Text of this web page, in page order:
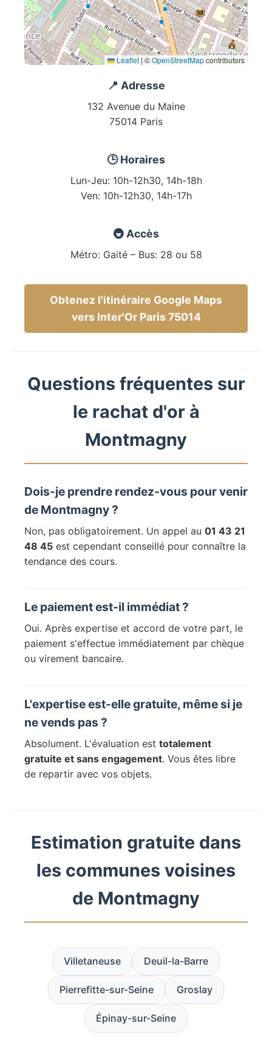
Leaflet | ©OpenStreetMapcontributors
📍 Adresse
132 Avenue du Maine
75014 Paris
🕒 Horaires
Lun-Jeu: 10h-12h30, 14h-18h
Ven: 10h-12h30, 14h-17h
🚇 Accès
Métro: Gaité – Bus: 28 ou 58
Obtenez l'itinéraire Google Maps
vers Inter'Or Paris 75014
Questions fréquentes sur
le rachat d'or à
Montmagny
Dois-je prendre rendez-vous pour venir
de Montmagny ?
Non, pas obligatoirement. Un appel au 01 43 21
48 45 est cependant conseillé pour connaître la
tendance des cours.
Le paiement est-il immédiat ?
Oui. Après expertise et accord de votre part, le
paiement s'effectue immédiatement par chèque
ou virement bancaire.
L'expertise est-elle gratuite, même si je
ne vends pas ?
Absolument. L'évaluation est totalement
gratuite et sans engagement. Vous êtes libre
de repartir avec vos objets.
Estimation gratuite dans
les communes voisines
de Montmagny
Villetaneuse Deuil-la-Barre
Pierrefitte-sur-Seine Groslay
Épinay-sur-Seine